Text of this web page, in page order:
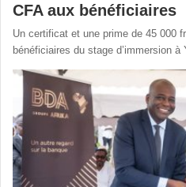
CFA aux bénéficiaires
Un certificat et une prime de 45 000
bénéficiaires du stage d’immersion à